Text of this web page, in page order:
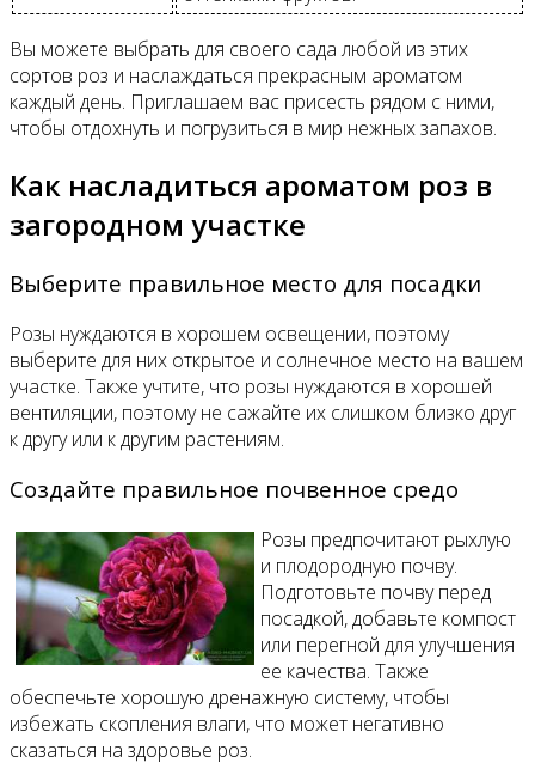
Вы можете выбрать для своего сада любой из этих
сортов роз и наслаждаться прекрасным ароматом
каждый день. Приглашаем вас присесть рядом с ними,
чтобы отдохнуть и погрузиться в мир нежных запахов.
Как насладиться ароматом роз в
загородном участке
Выберите правильное место для посадки
Розы нуждаются в хорошем освещении, поэтому
выберите для них открытое и солнечное место на вашем
участке. Также учтите, что розы нуждаются в хорошей
вентиляции, поэтому не сажайте их слишком близко друг
к другу или к другим растениям.
Создайте правильное почвенное средо
Розы предпочитают рыхлую
и плодородную почву.
Подготовьте почву перед
посадкой, добавьте компост
или перегной для улучшения
ее качества. Также
обеспечьте хорошую дренажную систему, чтобы
избежать скопления влаги, что может негативно
сказаться на здоровье роз.